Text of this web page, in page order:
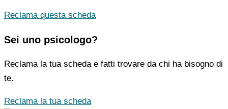
Reclama questa scheda
Sei uno psicologo?
Reclama la tua scheda e fatti trovare da chi ha bisogno di
te.
Reclama la tua scheda